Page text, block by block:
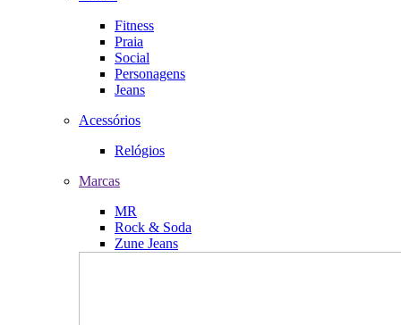
Fitness
Praia
Social
Personagens
Jeans
Acessórios
Relógios
Marcas
MR
Rock & Soda
Zune Jeans